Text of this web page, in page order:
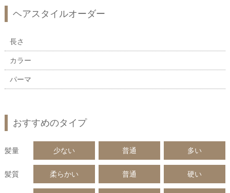
ヘアスタイルオーダー
長さ
カラー
パーマ
おすすめのタイプ
髪量 少ない 普通 多い
髪質 柔らかい 普通 硬い